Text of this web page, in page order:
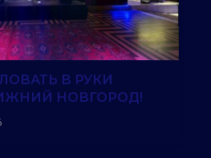
В РУКИ
НОВГОРОД!